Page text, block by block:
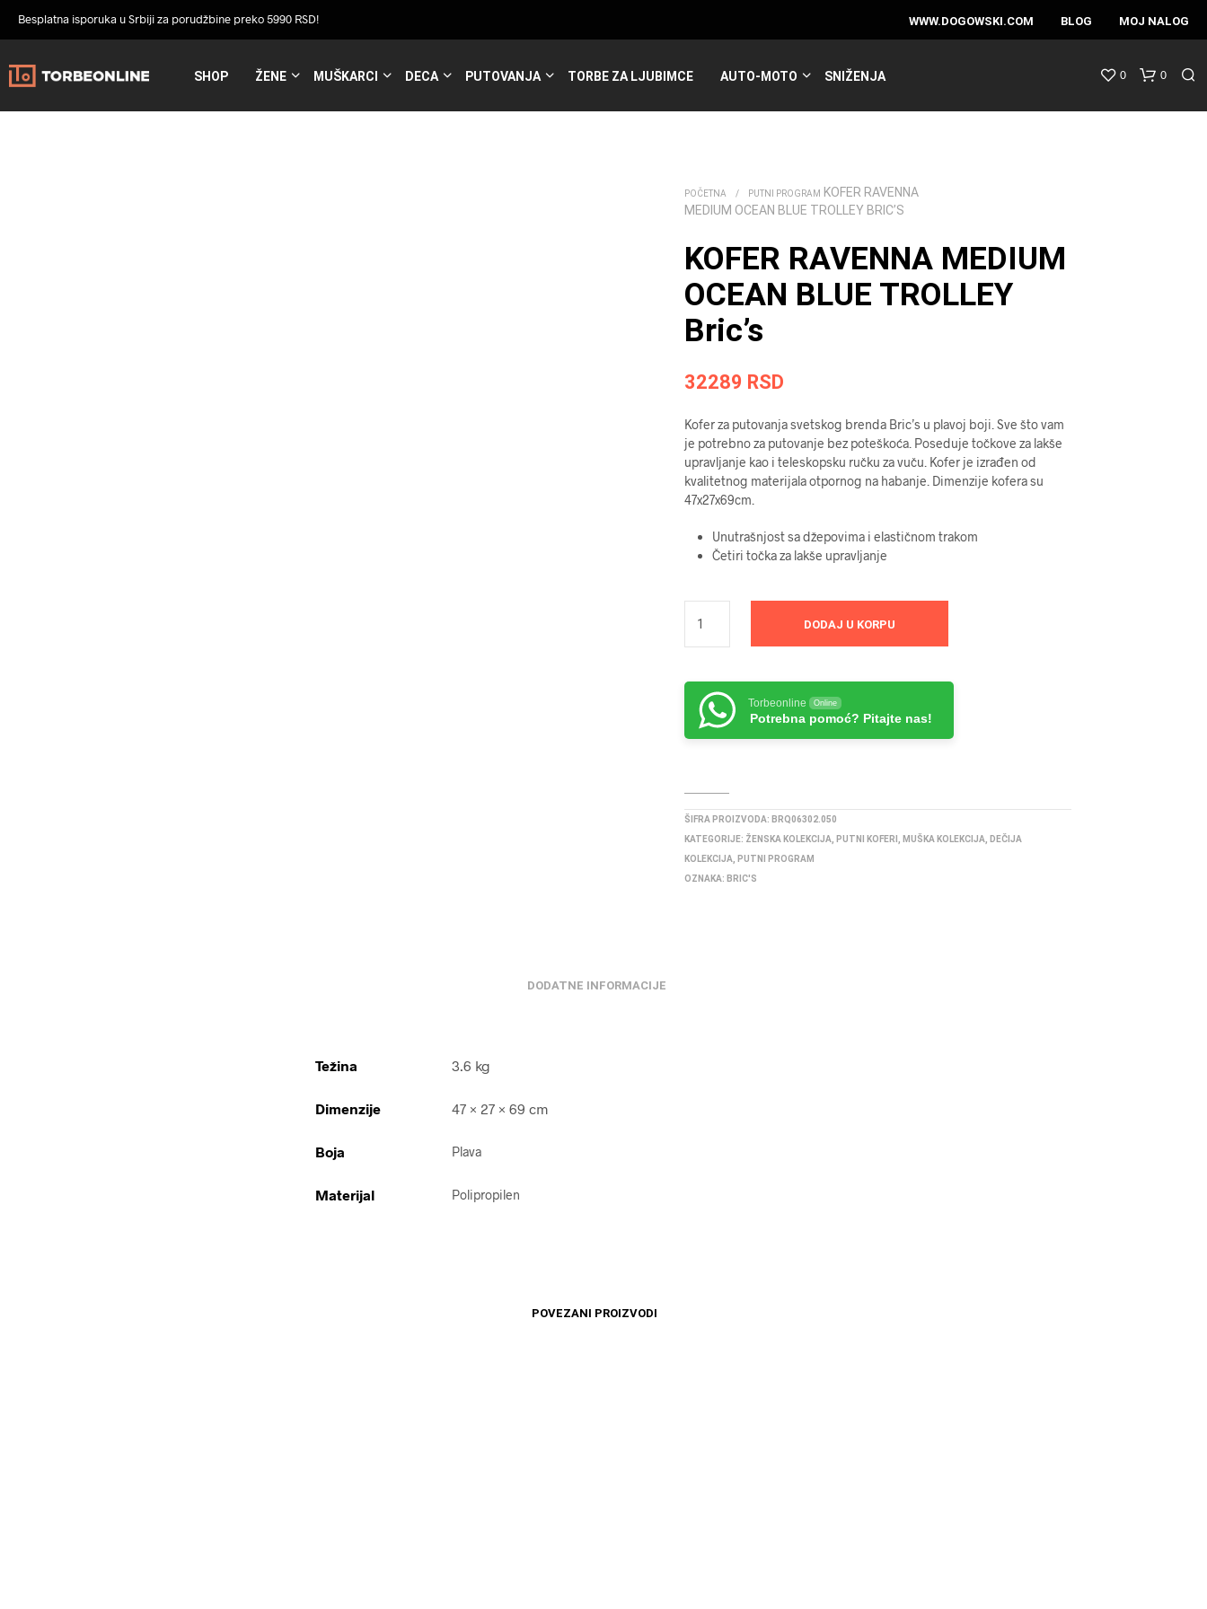
Besplatna isporuka u Srbiji za porudžbine preko 5990 RSD! WWW.DOGOWSKI.COM BLOG MOJ NALOG
SHOP ŽENE MUŠKARCI DECA PUTOVANJA TORBE ZA LJUBIMCE AUTO-MOTO SNIŽENJA 0 0
POČETNA / PUTNI PROGRAM
KOFER RAVENNA
MEDIUM OCEAN BLUE TROLLEY BRIC’S
KOFER RAVENNA MEDIUM
OCEAN BLUE TROLLEY
Bric’s
32289 RSD
Kofer za putovanja svetskog brenda Bric’s u plavoj boji. Sve što vam
je potrebno za putovanje bez poteškoća. Poseduje točkove za lakše
upravljanje kao i teleskopsku ručku za vuču. Kofer je izrađen od
kvalitetnog materijala otpornog na habanje. Dimenzije kofera su
47x27x69cm.
Unutrašnjost sa džepovima i elastičnom trakom
Četiri točka za lakše upravljanje
DODAJ U KORPU
Torbeonline Online
Potrebna pomoć? Pitajte nas!
ŠIFRA PROIZVODA: BRQ06302.050
KATEGORIJE: ŽENSKA KOLEKCIJA PUTNI KOFERI MUŠKA KOLEKCIJA
DEČIJA
KOLEKCIJA
PUTNI PROGRAM
OZNAKA: BRIC'S
DODATNE INFORMACIJE
Težina 3.6 kg
Dimenzije 47 × 27 × 69 cm
Boja Plava
Materijal Polipropilen
POVEZANI PROIZVODI